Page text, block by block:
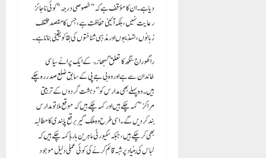
دیا ہے۔ ان کا مؤقف ہے کہ “خصوصی درجہ” کوئی ناجائز
رعایت نہیں، بلکہ آئینی حفاظت ہے، جس کا مقصد مختلف
زبانوں، تہذیبوں اور مذہبی شناختوں کی بقا کو یقینی بنانا ہے۔
راگھوراج سنگھ کا تعلق گبھانۃ کے ایک پرانے سیاسی
خاندان سے ہے اور وہ بی جے پی کے سابق ضلع صدر رہ چکے
ہیں۔ وہ پہلے بھی مدارس کو “دہشت گردوں کے تربیتی
مراکز” کہہ چکے ہیں اور کہہ چکے ہیں کہ موقع ملا تو مدارس
بند کر دیں گے۔ اسی طرح وہ ملک گیر برقع پابندی کا مطالبہ
بھی کر چکے ہیں، جبکہ سکیورٹی ماہرین بارہا کہہ چکے ہیں کہ
لباس کی بنیاد پر شبہ قائم کرنے کی کوئی عملی دلیل موجود